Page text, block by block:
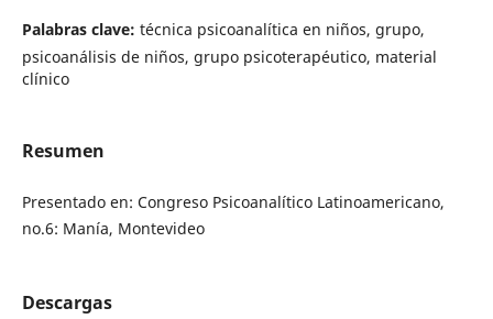
Palabras clave: técnica psicoanalítica en niños, grupo,
psicoanálisis de niños, grupo psicoterapéutico, material
clínico
Resumen
Presentado en: Congreso Psicoanalítico Latinoamericano,
no.6: Manía, Montevideo
Descargas